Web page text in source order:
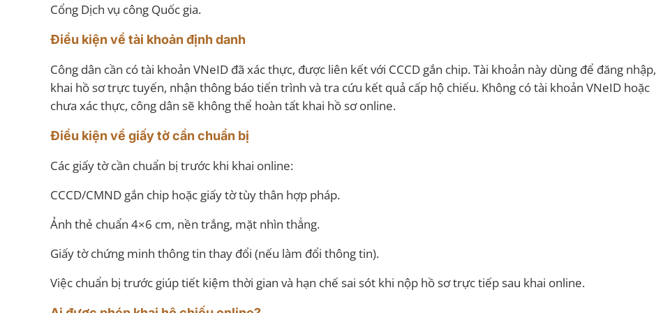
Cổng Dịch vụ công Quốc gia.
Điều kiện về tài khoản định danh
Công dân cần có tài khoản VNeID đã xác thực, được liên kết với CCCD gắn chip. Tài khoản này dùng để đăng nhập,
khai hồ sơ trực tuyến, nhận thông báo tiến trình và tra cứu kết quả cấp hộ chiếu. Không có tài khoản VNeID hoặc
chưa xác thực, công dân sẽ không thể hoàn tất khai hồ sơ online.
Điều kiện về giấy tờ cần chuẩn bị
Các giấy tờ cần chuẩn bị trước khi khai online:
CCCD/CMND gắn chip hoặc giấy tờ tùy thân hợp pháp.
Ảnh thẻ chuẩn 4×6 cm, nền trắng, mặt nhìn thẳng.
Giấy tờ chứng minh thông tin thay đổi (nếu làm đổi thông tin).
Việc chuẩn bị trước giúp tiết kiệm thời gian và hạn chế sai sót khi nộp hồ sơ trực tiếp sau khai online.